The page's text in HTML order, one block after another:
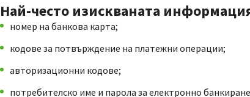
Най-често изискваната
номер на банкова карта;
кодове за потвърждение на платежни операции;
авторизационни кодове;
потребителско име и парола за електронно